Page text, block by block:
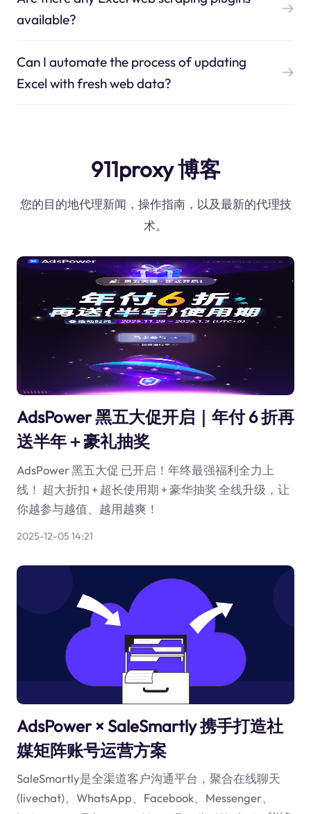
available?
Can I automate the process of updating
Excel with fresh web data?
911proxy 博客
您的目的地代理新闻，操作指南，以及最新的代理技
术。
AdsPower 黑五大促开启｜年付 6 折再
送半年＋豪礼抽奖
AdsPower 黑五大促 已开启！年终最强福利全力上
线！ 超大折扣 + 超长使用期 + 豪华抽奖 全线升级，让
你越参与越值、越用越爽！
2025-12-05 14:21
AdsPower × SaleSmartly 携手打造社
媒矩阵账号运营方案
SaleSmartly是全渠道客户沟通平台，聚合在线聊天
(livechat)、WhatsApp、Facebook、Messenger、